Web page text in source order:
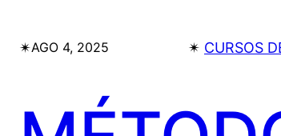
✴︎AGO 4, 2025 ✴︎ CURSOS